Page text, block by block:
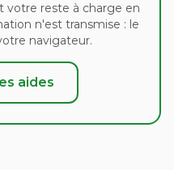
votre reste à charge en
n'est transmise : le
navigateur.
aides